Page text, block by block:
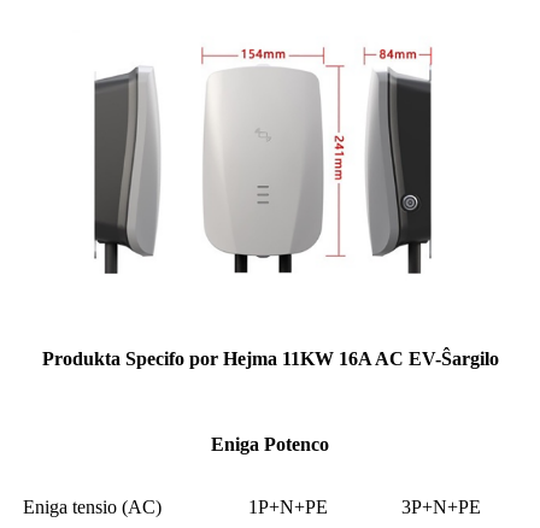
Produkta Specifo por Hejma 11KW 16A AC EV-Ŝargilo
Eniga Potenco
Eniga tensio (AC) 1P+N+PE 3P+N+PE